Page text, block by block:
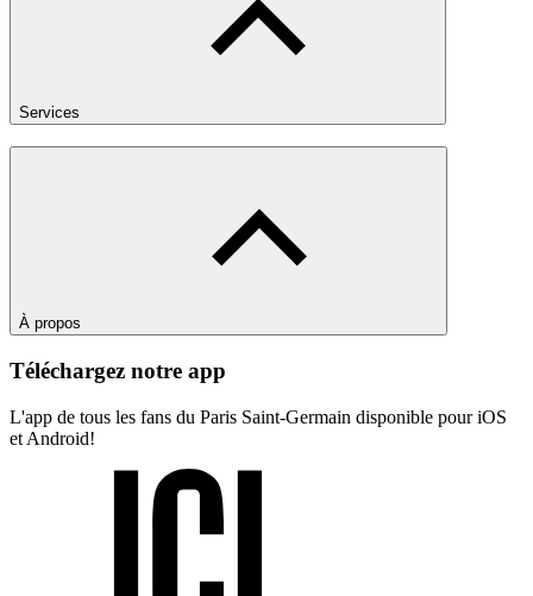
Services
À propos
Téléchargez notre app
L'app de tous les fans du Paris Saint-Germain disponible pour iOS
et Android!